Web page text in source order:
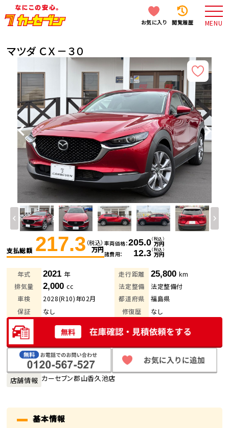
お気に入り 閲覧履歴 MENU
マツダ ＣＸ－３０
支払総額 217.3 （税込）
万円
車両価格 205.0（税込）
万円
諸費用
12.3（税込）
万円
年式 2021 年 走行距離 25,800 km
排気量
2,000cc 法定整備
法定整備付
車検
2028(R10)年02月 都道府県
福島県
保証
なし 修復歴 なし
店舗情報 カーセブン郡山香久池店
基本情報